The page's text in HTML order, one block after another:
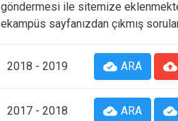
göndermesi ile sitemize
ekampüs sayfanızdan çıkmış
2018 - 2019 cloud_done ARA cloud_upload
2017 - 2018 cloud_done ARA cloud_done